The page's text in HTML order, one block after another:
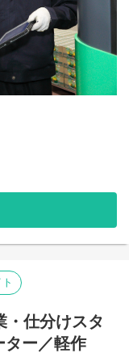
】
フ第一という意識が
す。
といったことも実
務地へ移動するの
通費全額
カウンターフォーク
ど）の運搬・積降・
・仕分けスタ
ター／軽作